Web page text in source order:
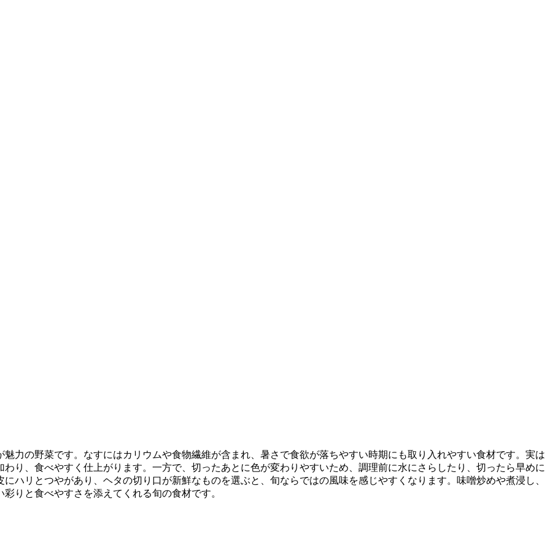
力の野菜です。なすにはカリウムや食物繊維が含まれ、暑さで食欲が落ちやすい時期にも取り入れやすい食材です。実は
り、食べやすく仕上がります。一方で、切ったあとに色が変わりやすいため、調理前に水にさらしたり、切ったら早めに
ハリとつやがあり、ヘタの切り口が新鮮なものを選ぶと、旬ならではの風味を感じやすくなります。味噌炒めや煮浸し、
りと食べやすさを添えてくれる旬の食材です。